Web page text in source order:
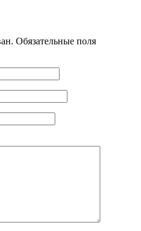
Обязательные поля